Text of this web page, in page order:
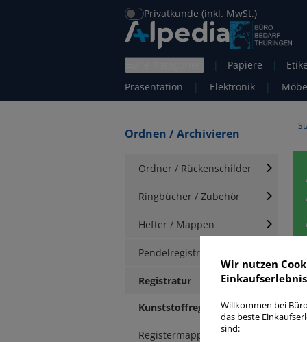
Privatkunde (inkl. MwSt.)
| Papiere |
Präsentation
| Elektronik |
Ordnen / Archivieren
Ordner / Rückenschilder
Ringbücher / Zubehör
Hefter / Mappen
Pendelregistratur
Registratur
Kunststoffregister
Registermappen
Wir nutzen
Willkommen bei
das beste
sind: